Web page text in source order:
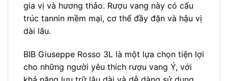
gia vị và hương thảo. Rượu vang này có cấu
trúc tannin mềm mại, cơ thể đầy đặn và hậu vị
dài lâu.
BIB Giuseppe Rosso 3L là một lựa chọn tiện lợi
cho những người yêu thích rượu vang Ý, với